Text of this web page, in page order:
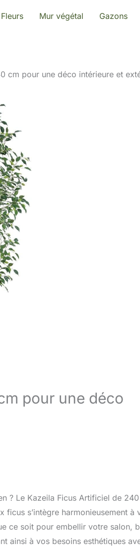
Fleurs Mur végétal Gazons
cm pour une déco intérieure et
pour une déco
? Le Kazeila Ficus Artificiel de
s’intègre harmonieusement à
ce soit pour embellir votre salon,
ainsi à vos besoins esthétiques